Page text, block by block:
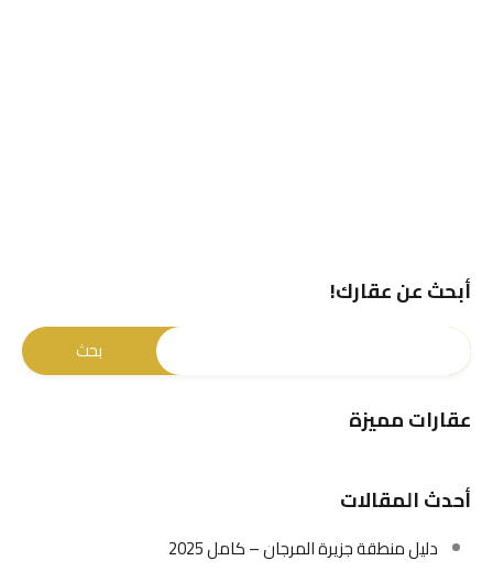
أبحث عن عقارك!
عقارات مميزة
أحدث المقالات
دليل منطقة جزيرة المرجان – كامل 2025